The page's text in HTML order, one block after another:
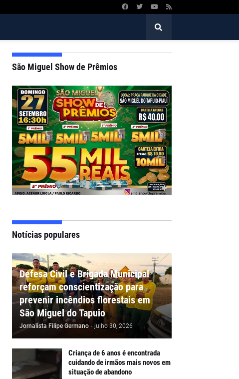
São Miguel Show de Prêmios
Notícias populares
Defesa Civil e Brigada Municipal
reforçam conscientização para
prevenir incêndios florestais em
São Miguel do Tapuio
Jornalista Filipe Germano - julho 30, 2026
Criança de 6 anos é encontrada
cuidando de irmãos mais novos em
situação de abandono